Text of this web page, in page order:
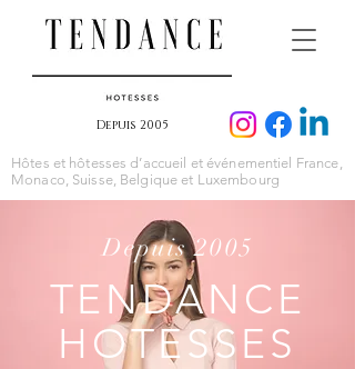
Depuis 2005
Hôtes et hôtesses d’accueil et événementiel France,
Monaco, Suisse, Belgique et Luxembourg
Depuis 2005
TENDANCE
HOTESSES